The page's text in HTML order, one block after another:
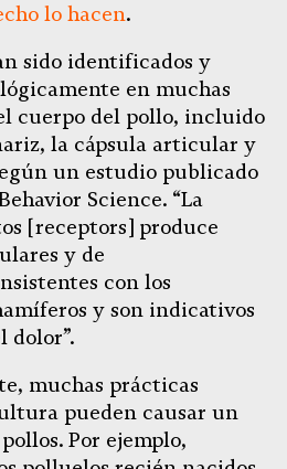
lo hacen.
sido identificados y
en muchas
cuerpo del pollo, incluido
la cápsula articular y
un estudio publicado
Science. “La
[receptors] produce
y de
con los
y son indicativos
dolor”.
muchas prácticas
pueden causar un
Por ejemplo,